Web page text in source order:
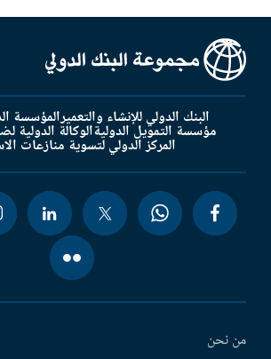
البنك الدولي للإنشاء والتعميرالمؤسسة
مؤسسة التمويل الدوليةالوكالة الدولية
المركز الدولي لتسوية منازعات
من نحن